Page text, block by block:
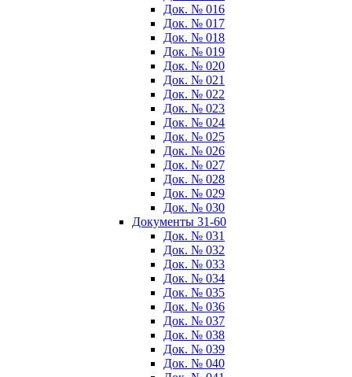
Док. № 016
Док. № 017
Док. № 018
Док. № 019
Док. № 020
Док. № 021
Док. № 022
Док. № 023
Док. № 024
Док. № 025
Док. № 026
Док. № 027
Док. № 028
Док. № 029
Док. № 030
Документы 31-60
Док. № 031
Док. № 032
Док. № 033
Док. № 034
Док. № 035
Док. № 036
Док. № 037
Док. № 038
Док. № 039
Док. № 040